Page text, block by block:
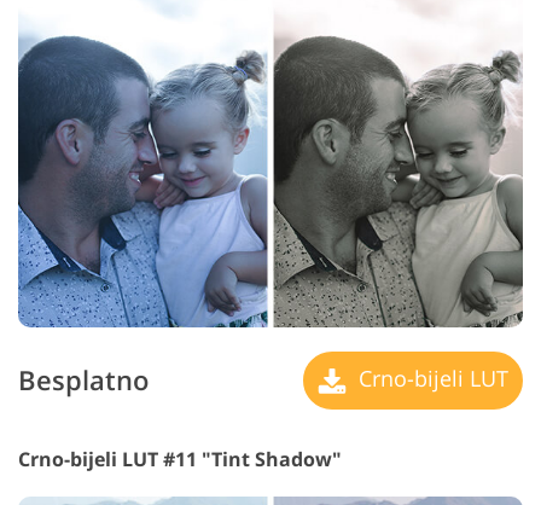
Besplatno Crno-bijeli LUT
Crno-bijeli LUT #11 "Tint Shadow"